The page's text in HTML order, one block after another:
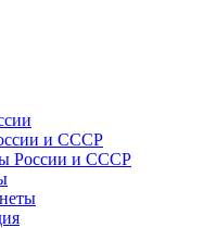
и СССР
России и СССР